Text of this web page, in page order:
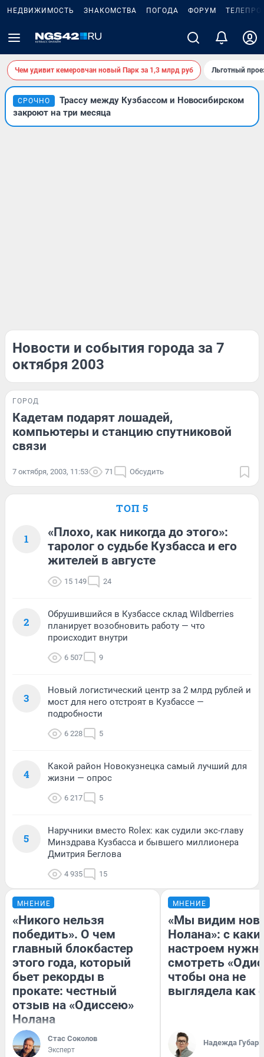
НЕДВИЖИМОСТЬ ЗНАКОМСТВА ПОГОДА ФОРУМ
Чем удивит кемеровчан новый Парк за 1,3 млрд руб Льготный
СРОЧНО
Трассу между Кузбассом и Новосибирском
закроют на три месяца
Новости и события города за 7
октября 2003
ГОРОД
Кадетам подарят лошадей,
компьютеры и станцию спутниковой
связи
7 октября, 2003, 11:53 71 Обсудить
ТОП 5
1
«Плохо, как никогда до этого»:
таролог о судьбе Кузбасса и его
жителей в августе
15 149 24
2
Обрушившийся в Кузбассе склад Wildberries
планирует возобновить работу — что
происходит внутри
6 507 9
3
Новый логистический центр за 2 млрд рублей и
мост для него отстроят в Кузбассе —
подробности
6 228 5
4
Какой район Новокузнецка самый лучший для
жизни — опрос
6 217 5
5
Наручники вместо Rolex: как судили экс-главу
Минздрава Кузбасса и бывшего миллионера
Дмитрия Беглова
4 935 15
МНЕНИЕ
«Никого нельзя
победить». О чем
главный блокбастер
этого года, который
бьет рекорды в
прокате: честный
отзыв на «Одиссею»
Нолана
Стас Соколов
Эксперт
МНЕНИЕ
«Мы видим
Нолана»: с
настроем
смотреть
чтобы она не
выглядела как
Надежда Губарь